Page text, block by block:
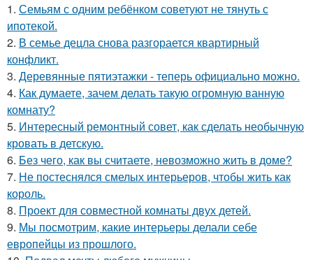
1. Семьям с одним ребёнком советуют не тянуть с
ипотекой.
2. В семье децла снова разгорается квартирный
конфликт.
3. Деревянные пятиэтажки - теперь официально можно.
4. Как думаете, зачем делать такую огромную ванную
комнату?
5. Интересный ремонтный совет, как сделать необычную
кровать в детскую.
6. Без чего, как вы считаете, невозможно жить в доме?
7. Не постеснялся смелых интерьеров, чтобы жить как
король.
8. Проект для совместной комнаты двух детей.
9. Мы посмотрим, какие интерьеры делали себе
европейцы из прошлого.